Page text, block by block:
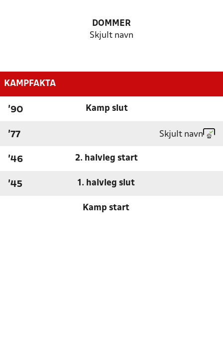
DOMMER
Skjult navn
KAMPFAKTA
'90 Kamp slut
'77 Skjult navn
'46 2. halvleg start
'45 1. halvleg slut
Kamp start